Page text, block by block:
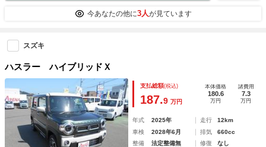
今あなたの他に3人が見ています
スズキ
ハスラー ハイブリッドＸ
支払総額(税込)
187.9 万円
本体価格
180.6
万円
諸費用
7.3
万円
年式 2025年 走行
12km
車検
2028年6月 排気
660cc
整備
法定整備無 修復
なし